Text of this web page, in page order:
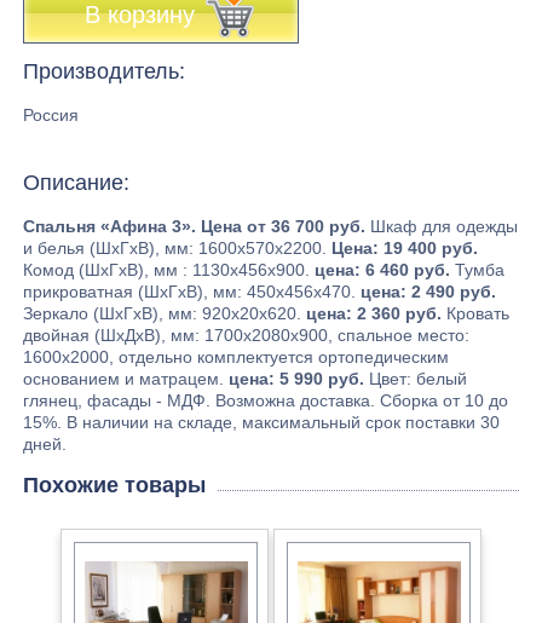
В корзину
Производитель:
Россия
Описание:
Спальня «Афина 3». Цена от 36 700 руб. Шкаф для одежды
и белья (ШхГхВ), мм: 1600х570х2200. Цена: 19 400 руб.
Комод (ШхГхВ), мм : 1130х456х900. цена: 6 460 руб. Тумба
прикроватная (ШхГхВ), мм: 450х456х470. цена: 2 490 руб.
Зеркало (ШхГхВ), мм: 920х20х620. цена: 2 360 руб. Кровать
двойная (ШхДхВ), мм: 1700х2080х900, спальное место:
1600х2000, отдельно комплектуется ортопедическим
основанием и матрацем. цена: 5 990 руб. Цвет: белый
глянец, фасады - МДФ. Возможна доставка. Сборка от 10 до
15%. В наличии на складе, максимальный срок поставки 30
дней.
Похожие товары